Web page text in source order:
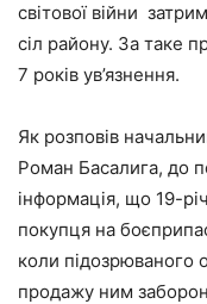
світової війни
сіл району. За таке
7 років ув’язнення.
Як розповів
Роман Басалига, до
інформація, що 19-
покупця на
коли підозрюваного
продажу ним